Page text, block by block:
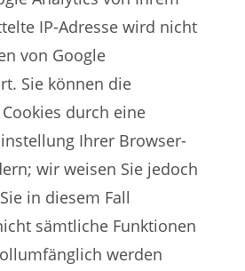
IP-Adresse wird nicht
von Google
Sie können die
durch eine
Ihrer Browser-
wir weisen Sie jedoch
in diesem Fall
sämtliche Funktionen
werden